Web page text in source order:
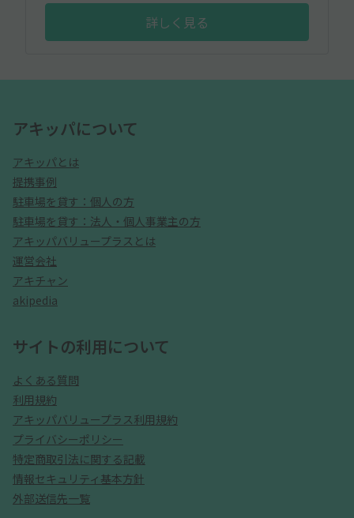
詳しく見る
アキッパについて
アキッパとは
提携事例
駐車場を貸す：個人の方
駐車場を貸す：法人・個人事業主の方
アキッパバリュープラスとは
運営会社
アキチャン
akipedia
サイトの利用について
よくある質問
利用規約
アキッパバリュープラス利用規約
プライバシーポリシー
特定商取引法に関する記載
情報セキュリティ基本方針
外部送信先一覧